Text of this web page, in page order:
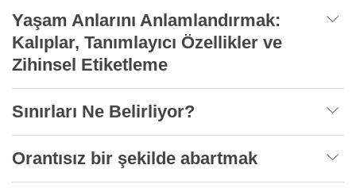
Yaşam Anlarını Anlamlandırmak:
Kalıplar, Tanımlayıcı Özellikler ve
Zihinsel Etiketleme
Sınırları Ne Belirliyor?
Orantısız bir şekilde abartmak